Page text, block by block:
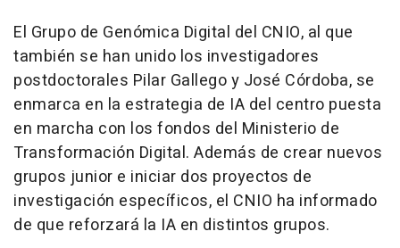
El Grupo de Genómica Digital del CNIO, al que
también se han unido los investigadores
postdoctorales Pilar Gallego y José Córdoba, se
enmarca en la estrategia de IA del centro puesta
en marcha con los fondos del Ministerio de
Transformación Digital. Además de crear nuevos
grupos junior e iniciar dos proyectos de
investigación específicos, el CNIO ha informado
de que reforzará la IA en distintos grupos.